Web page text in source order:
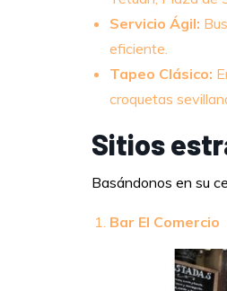
Servicio Ágil:
eficiente.
Tapeo Clásico:
croquetas
Sitios
Basándonos en su
Bar El Comercio